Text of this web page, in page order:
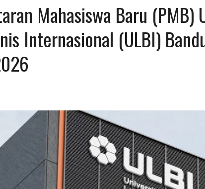
Mahasiswa Baru
Internasional (ULBI)